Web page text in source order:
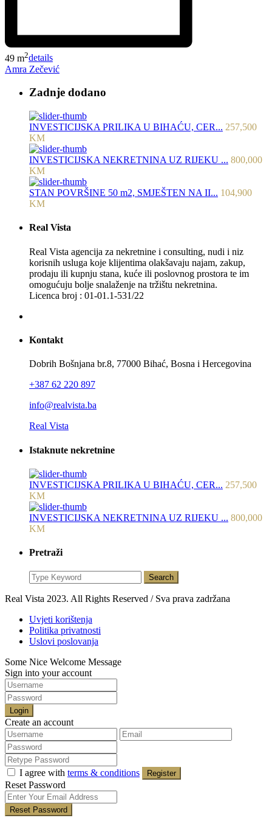
49 m2details
Amra Zečević
Zadnje dodano
INVESTICIJSKA PRILIKA U BIHAĆU, CER... 257,500
KM
INVESTICIJSKA NEKRETNINA UZ RIJEKU ... 800,000
KM
STAN POVRŠINE 50 m2, SMJEŠTEN NA II... 104,900
KM
Real Vista
Real Vista agencija za nekretnine i consulting, nudi i niz
korisnih usluga koje klijentima olakšavaju najam, zakup,
prodaju ili kupnju stana, kuće ili poslovnog prostora te im
omogućuju bolje snalaženje na tržištu nekretnina.
Licenca broj : 01-01.1-531/22
Kontakt
Dobrih Bošnjana br.8, 77000 Bihać, Bosna i Hercegovina
+387 62 220 897
info@realvista.ba
Real Vista
Istaknute nekretnine
INVESTICIJSKA PRILIKA U BIHAĆU, CER... 257,500
KM
INVESTICIJSKA NEKRETNINA UZ RIJEKU ... 800,000
KM
Pretraži
Search
Real Vista 2023. All Rights Reserved / Sva prava zadržana
Uvjeti korištenja
Politika privatnosti
Uslovi poslovanja
Some Nice Welcome Message
Sign into your account
Login
Create an account
I agree with terms & conditions Register
Reset Password
Reset Password